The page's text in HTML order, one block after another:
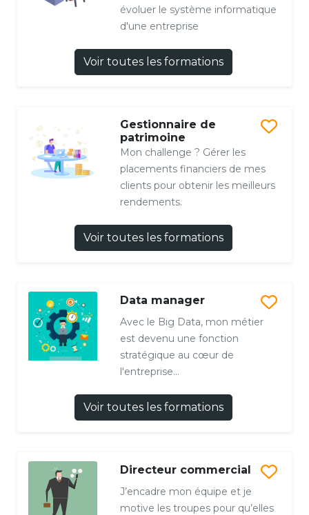
évoluer le système informatique
d'une entreprise
Voir toutes les formations
Gestionnaire de
patrimoine
Mon challenge ? Gérer les
placements financiers de mes
clients pour obtenir les meilleurs
rendements.
Voir toutes les formations
Data manager
Avec le Big Data, mon métier
est devenu une fonction
stratégique au cœur de
l'entreprise...
Voir toutes les formations
Directeur commercial
J’encadre mon équipe et je
motive les troupes pour qu’elles